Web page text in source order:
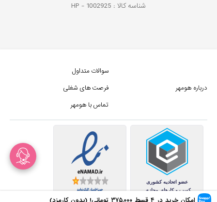
امکان خرید در ۴ قسط ۳۷۵,۰۰۰ تومانی! (بدون کارمزد)
شناسه کالا : HP - 1002925
درباره هومهر
سوالات متداول
فرصت های شغلی
تماس با هومهر